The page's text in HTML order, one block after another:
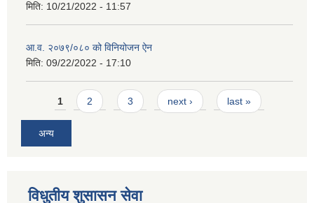
मिति: 10/21/2022 - 11:57
आ.व. २०७९/०८० को विनियोजन ऐन
मिति: 09/22/2022 - 17:10
Pages
1 2 3 next › last »
अन्य
विधुतीय शुसासन सेवा